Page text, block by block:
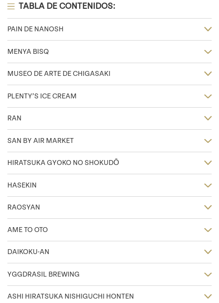
TABLA DE CONTENIDOS:
PAIN DE NANOSH
MENYA BISQ
MUSEO DE ARTE DE CHIGASAKI
PLENTY’S ICE CREAM
RAN
SAN BY AIR MARKET
HIRATSUKA GYOKO NO SHOKUDŌ
HASEKIN
RAOSYAN
AME TO OTO
DAIKOKU-AN
YGGDRASIL BREWING
ASHI HIRATSUKA NISHIGUCHI HONTEN